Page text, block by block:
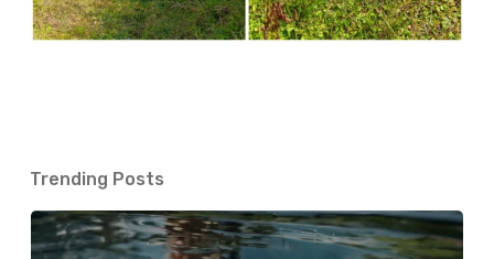
Trending Posts